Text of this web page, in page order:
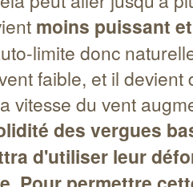
moins puissant
limite donc
faible, et il
vitesse du vent
des vergues
d'utiliser leur